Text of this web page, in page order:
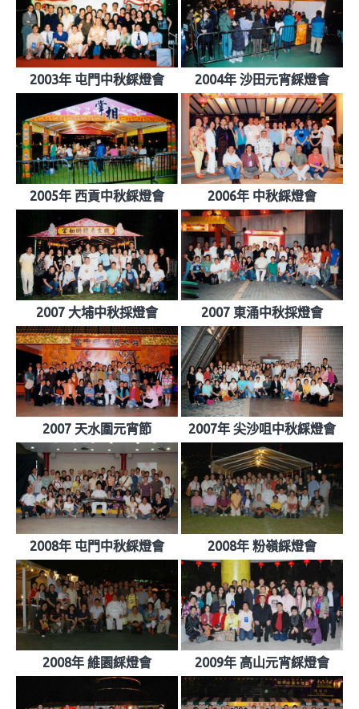
2003年 屯門中秋綵燈會 2004年 沙田元宵綵燈會
2005年 西貢中秋綵燈會 2006年 中秋綵燈會
2007 大埔中秋採燈會 2007 東涌中秋採燈會
2007 天水圍元宵節 2007年 尖沙咀中秋綵燈會
2008年 屯門中秋綵燈會 2008年 粉嶺綵燈會
2008年 維園綵燈會 2009年 高山元宵綵燈會